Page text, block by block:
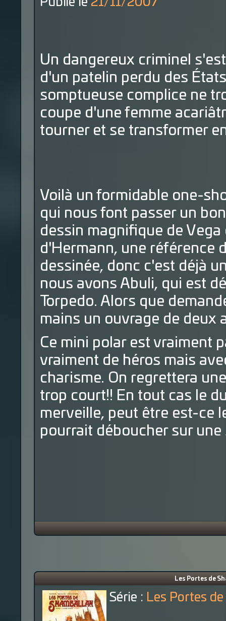
Un dangereux criminel
d'un patelin perdu des
somptueuse complice ne
coupe d'une femme
tourner et se transformer
Voilà un formidable one-
qui nous font passer un
dessin magnifique de
d'Hermann, une référence
dessinée, donc c'est déjà
nous avons Abuli, qui est
Torpedo. Alors que
mains un ouvrage de deux
Ce mini polar est vraiment
vraiment de héros mais
charisme. On regrettera
trop court!! En tout cas le
merveille, peut être est-ce
pourrait déboucher sur une
Les Portes de
Série : Les Portes